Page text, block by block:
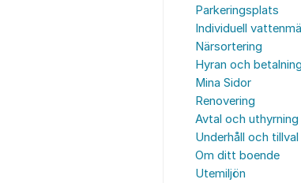
Parkeringsplats
Individuell
Närsortering
Hyran och
Mina Sidor
Renovering
Avtal och uthyrning
Underhåll och tillval
Om ditt boende
Utemiljön